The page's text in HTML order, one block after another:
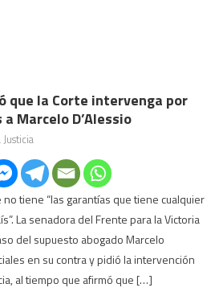
que la Corte intervenga por
Marcelo D’Alessio
tiene “las garantías que tiene cualquier
La senadora del Frente para la Victoria
del supuesto abogado Marcelo
en su contra y pidió la intervención
al tiempo que afirmó que […]